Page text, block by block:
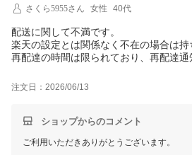
さくら5955さん
女性 40代
配送に関して不満です。
楽天の設定とは関係なく不在の場合は持
再配達の時間は限られており、再配達通
ックスは鍵があいていました。何日間
されていたのか…と思うとちょっと…。
注文日：2026/06/13
ショップからのコメント
ご利用いただきありがとうございます。